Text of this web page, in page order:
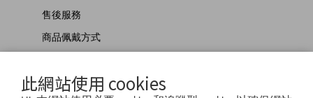
此網站使用 cookies
售後服務
商品佩戴方式